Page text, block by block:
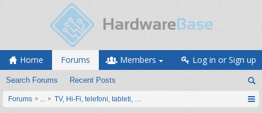
Home Forums
Search Forums Recent Posts
Members Log in or Sign up
Forums ... TV, Hi-Fi, telefoni, tableti, satovi, IoT oprema